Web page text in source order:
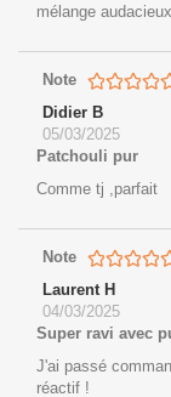
mélange
Note
Didier B
05/03/2025
Patchouli pur
Comme tj ,parfait
Note
Laurent H
04/03/2025
Super ravi avec
J'ai passé
réactif !